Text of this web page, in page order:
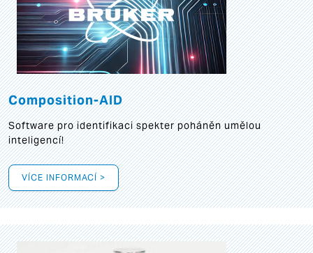
Composition-AID
Software pro identifikaci spekter poháněn umělou
inteligencí!
VÍCE INFORMACÍ >